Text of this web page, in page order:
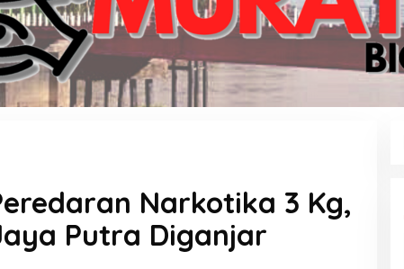
Narkotika 3 Kg,
Putra Diganjar